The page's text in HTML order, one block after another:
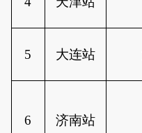
5 大连站
6 济南站